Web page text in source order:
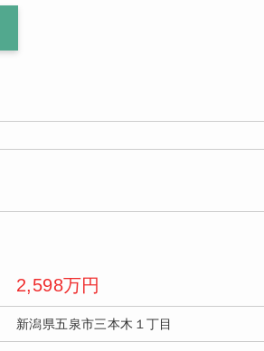
2,598万円
新潟県五泉市三本木１丁目